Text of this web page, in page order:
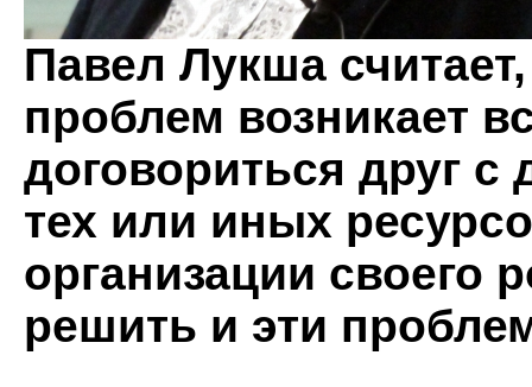
Павел Лукша
проблем возникает
договориться друг
тех или иных
организации своего
решить и эти